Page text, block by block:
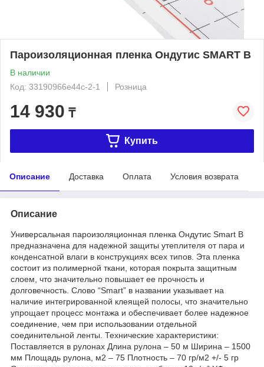
Пароизоляционная пленка Ондутис SMART B
В наличии
Код: 33190966e44c-2-1
Розница
14 930 ₸
Купить
Описание Доставка Оплата Условия возврата
Описание
Универсальная пароизоляционная пленка Ондутис Smart B
предназначена для надежной защиты утеплителя от пара и
конденсатной влаги в конструкциях всех типов. Эта пленка
состоит из полимерной ткани, которая покрыта защитным
слоем, что значительно повышает ее прочность и
долговечность. Слово “Smart” в названии указывает на
наличие интегрированной клеящей полосы, что значительно
упрощает процесс монтажа и обеспечивает более надежное
соединение, чем при использовании отдельной
соединительной ленты. Технические характеристики:
Поставляется в рулонах Длина рулона – 50 м Ширина – 1500
мм Площадь рулона, м2 – 75 Плотность – 70 гр/м2 +/- 5 гр